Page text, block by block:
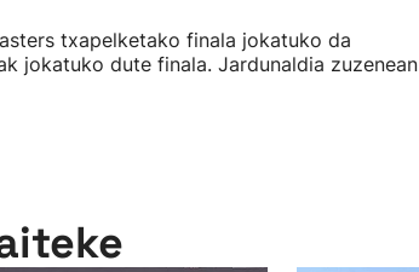
txapelketako finala jokatuko da
jokatuko dute finala. Jardunaldia zuzenean